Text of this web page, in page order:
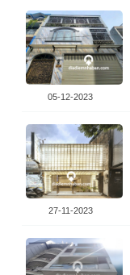
05-12-2023
27-11-2023